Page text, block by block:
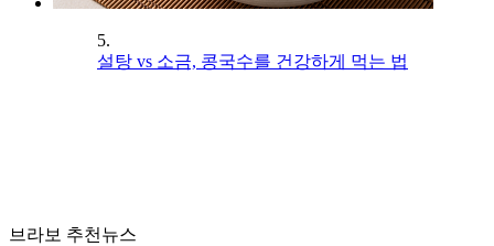
5.
설탕 vs 소금, 콩국수를 건강하게 먹는 법
브라보 추천뉴스